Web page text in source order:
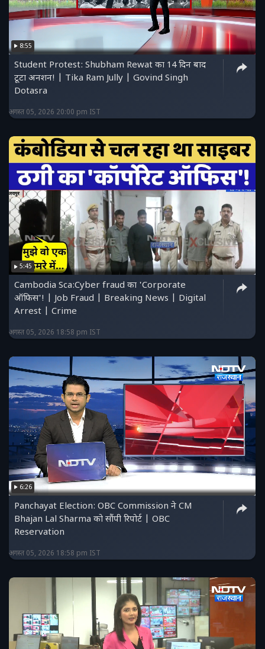
8:55
Student Protest: Shubham Rewat का 14 दिन बाद
टूटा अनशन! | Tika Ram Jully | Govind Singh
Dotasra
अगस्त 05, 2026 20:00 pm IST
5:45
Cambodia Sca:Cyber ​​fraud का 'Corporate
ऑफिस'! | Job Fraud | Breaking News | Digital
Arrest | Crime
अगस्त 05, 2026 18:58 pm IST
6:26
Panchayat Election: OBC Commission ने CM
Bhajan Lal Sharma को सौंपी रिपोर्ट | OBC
Reservation
अगस्त 05, 2026 18:58 pm IST